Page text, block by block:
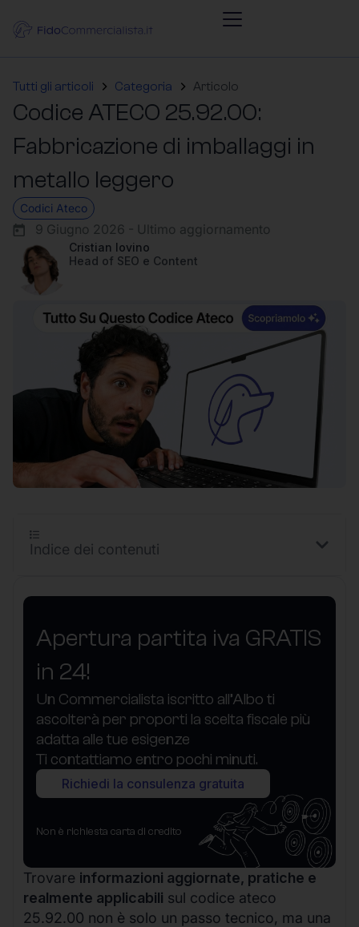
Tutti gli articoli Categoria Articolo
Codice ATECO 25.92.00:
Fabbricazione di imballaggi in
metallo leggero
Codici Ateco
9 Giugno 2026 - Ultimo aggiornamento
Cristian Iovino
Head of SEO e Content
Apertura partita iva GRATIS
in 24!
Un Commercialista iscritto all’Albo ti
ascolterà per proporti la scelta fiscale più
adatta alle tue esigenze
Ti contattiamo entro pochi minuti.
Richiedi la consulenza gratuita
Non è richiesta carta di credito
Trovare informazioni aggiornate, pratiche e
realmente applicabili sul codice ateco
25.92.00 non è solo un passo tecnico, ma una
Indice dei contenuti